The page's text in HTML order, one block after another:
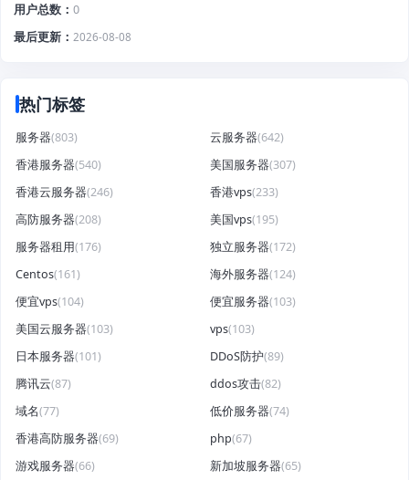
用户总数
0
最后更新
2026-08-08
热门标签
服务器(803) 云服务器(642)
香港服务器(540) 美国服务器(307)
香港云服务器(246) 香港vps(233)
高防服务器(208) 美国vps(195)
服务器租用(176) 独立服务器(172)
Centos(161) 海外服务器(124)
便宜vps(104) 便宜服务器(103)
美国云服务器(103) vps(103)
日本服务器(101) DDoS防护(89)
腾讯云(87) ddos攻击(82)
域名(77) 低价服务器(74)
香港高防服务器(69) php(67)
游戏服务器(66) 新加坡服务器(65)